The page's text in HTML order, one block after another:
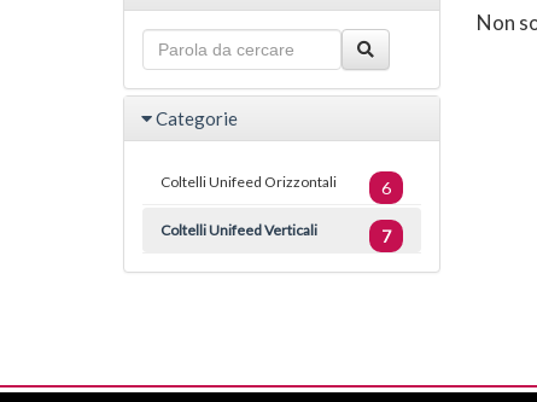
Non
Categorie
Coltelli Unifeed Orizzontali 6
Coltelli Unifeed Verticali 7